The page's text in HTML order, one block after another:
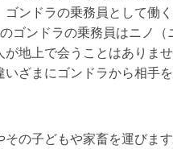
ゴンドラの乗務員として働
ゴンドラの乗務員はニノ（
が地上で会うことはありま
いざまにゴンドラから相手
その子どもや家畜を運びま